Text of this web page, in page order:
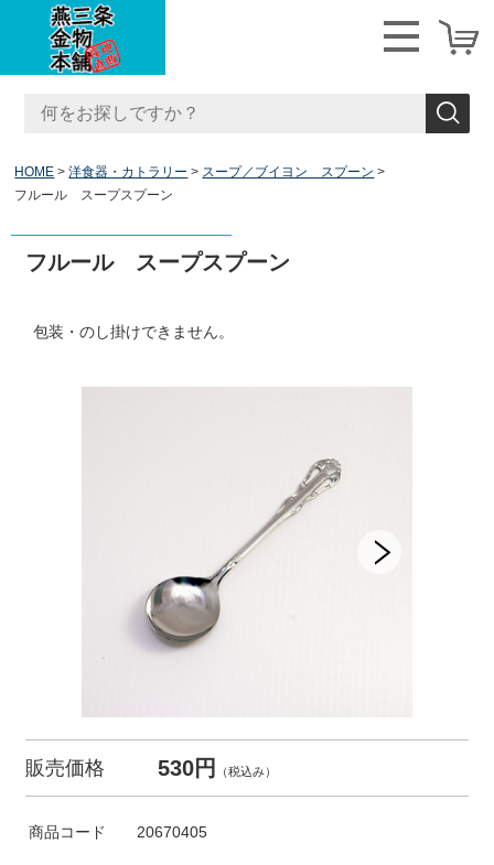
HOME 洋食器・カトラリー
スープ／ブイヨン スプーン
フルール スープスプーン
フルール スープスプーン
包装・のし掛けできません。
販売価格 530円 （税込み）
商品コード 20670405